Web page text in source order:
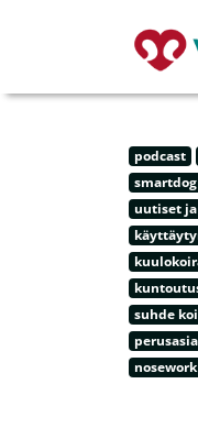
podcast
smartdog
uutiset
suhde
nosework